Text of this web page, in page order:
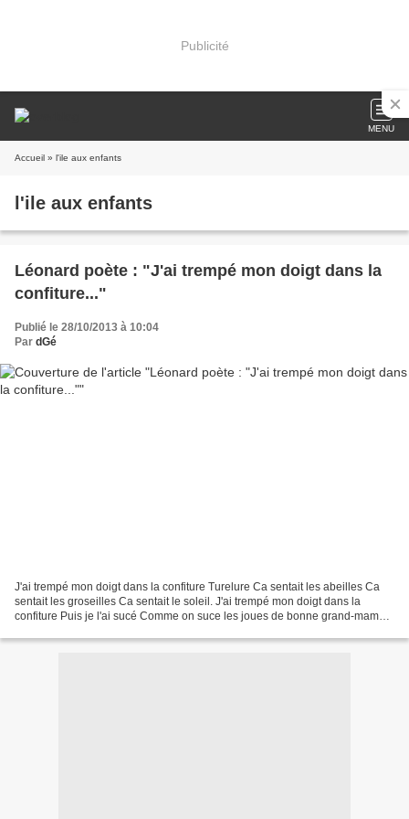
Publicité
MENU
Accueil » l'ile aux enfants
l'ile aux enfants
Léonard poète : "J'ai trempé mon doigt dans la
confiture..."
Publié le 28/10/2013 à 10:04
Par dGé
J'ai trempé mon doigt dans la confiture Turelure Ca sentait les abeilles Ca
sentait les groseilles Ca sentait le soleil. J'ai trempé mon doigt dans la
confiture Puis je l'ai sucé Comme on suce les joues de bonne grand-maman